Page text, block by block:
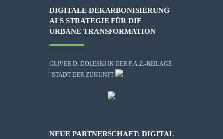
DIGITALE DEKARBONISIERUNG
ALS STRATEGIE FÜR DIE
URBANE TRANSFORMATION
OLIVER D. DOLESKI IN DER F.A.Z.-BEILAGE
"STADT DER ZUKUNFT
NEUE PARTNERSCHAFT: DIGITAL